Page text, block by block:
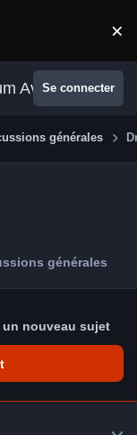
×
AvexSe connecter
générales
générales
un nouveau sujet